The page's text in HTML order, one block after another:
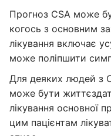
Прогноз CSA може
когось з основним
лікування включає
може поліпшити
Для деяких людей з
може бути
лікування основної
цим пацієнтам